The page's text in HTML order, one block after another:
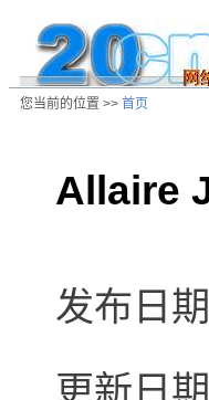
您当前的位置 >> 首页
Allaire
发布日
更新日